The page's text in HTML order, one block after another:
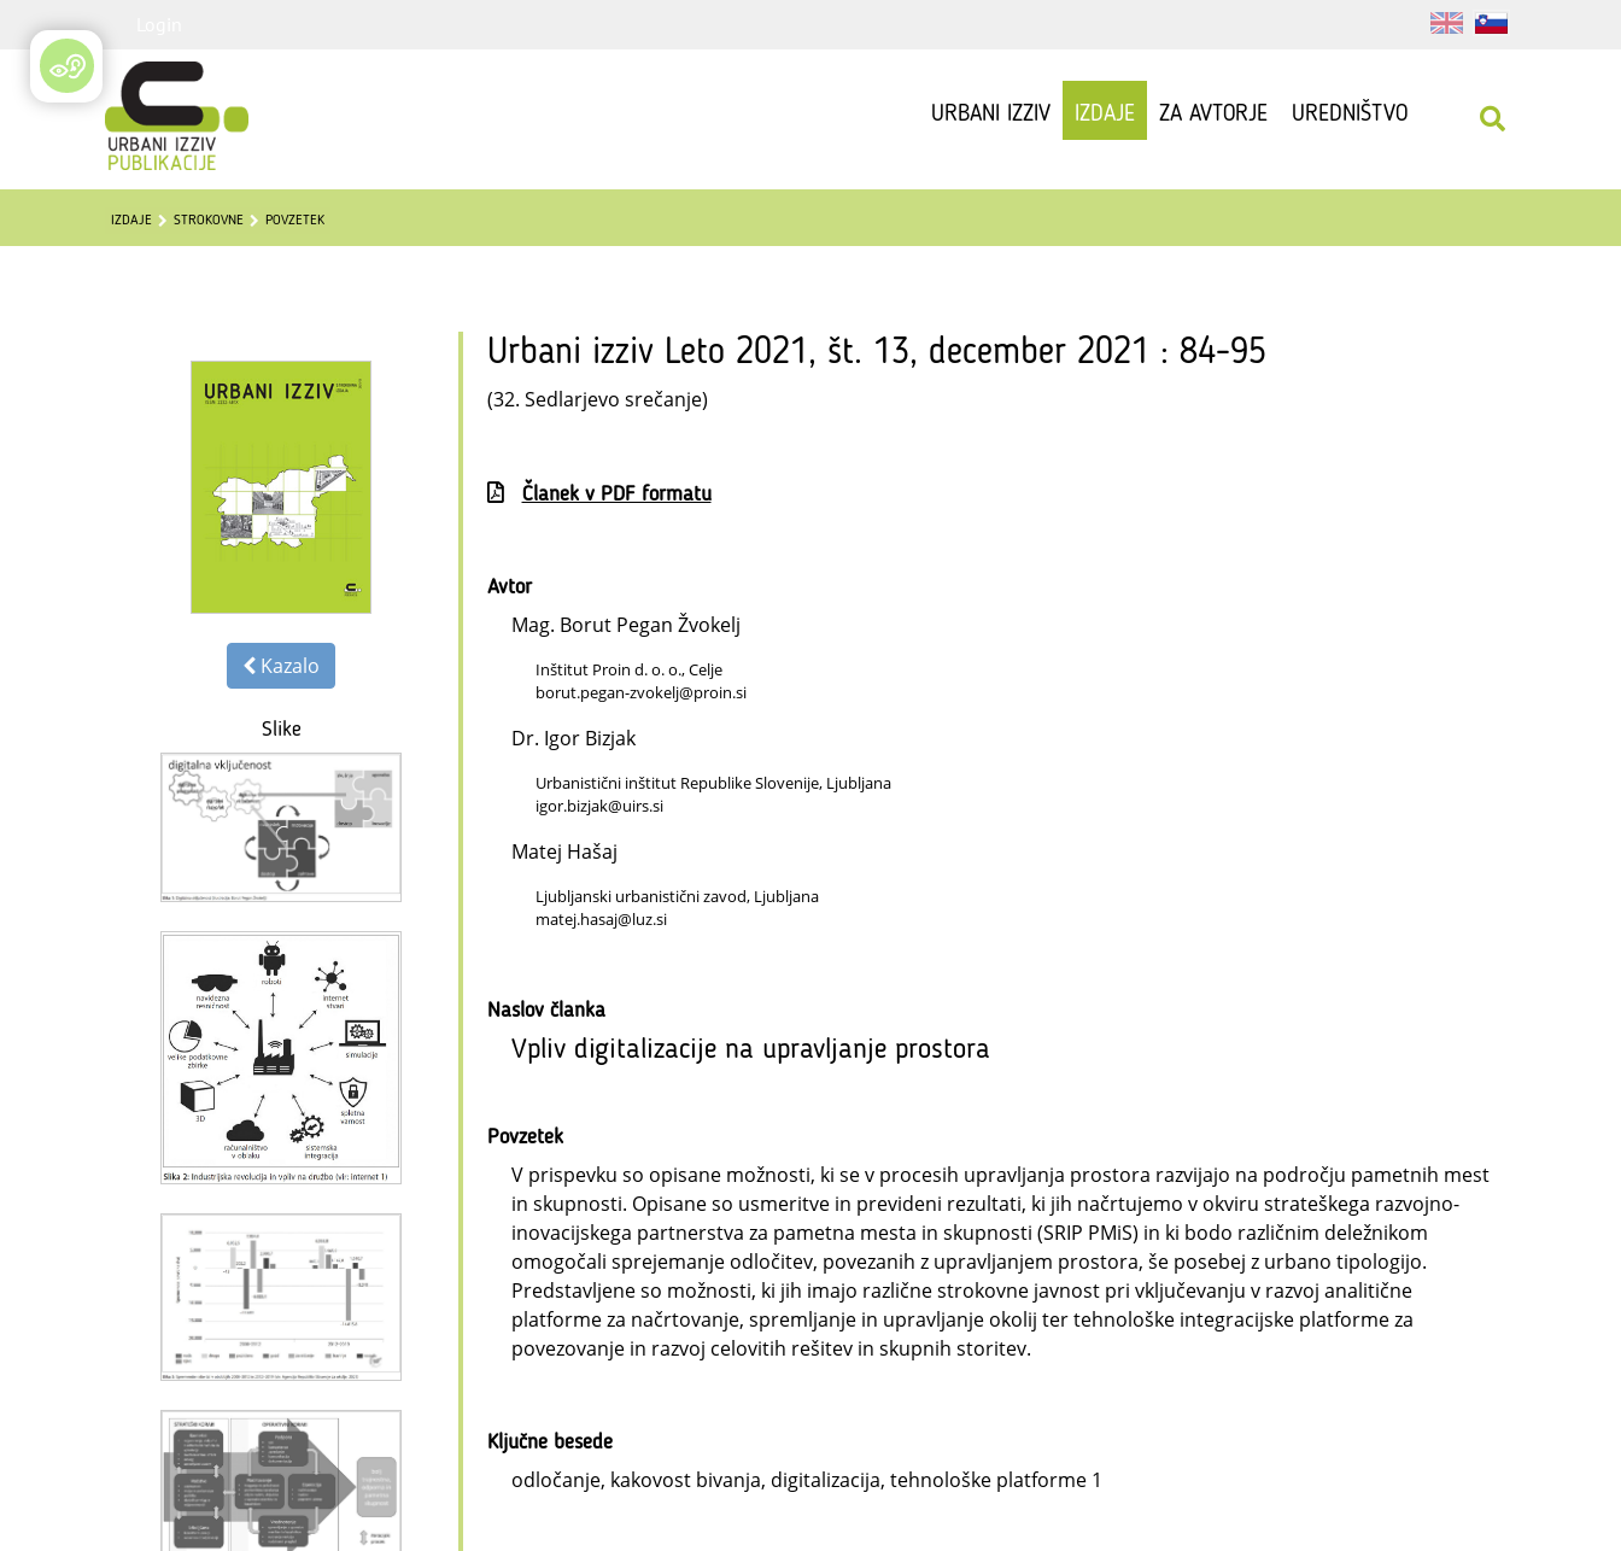
URBANI IZZIV IZDAJE ZA AVTORJE UREDNIŠTVO
IZDAJE STROKOVNE POVZETEK
Kazalo
Slike
Urbani izziv Leto 2021, št. 13, december 2021 : 84-95
(32. Sedlarjevo srečanje)
Članek v PDF formatu
Avtor
Mag. Borut Pegan Žvokelj
Inštitut Proin d. o. o., Celje
borut.pegan-zvokelj@proin.si
Dr. Igor Bizjak
Urbanistični inštitut Republike Slovenije, Ljubljana
igor.bizjak@uirs.si
Matej Hašaj
Ljubljanski urbanistični zavod, Ljubljana
matej.hasaj@luz.si
Naslov članka
Vpliv digitalizacije na upravljanje prostora
Povzetek
V prispevku so opisane možnosti, ki se v procesih upravljanja prostora razvijajo na področju pametnih mest
in skupnosti. Opisane so usmeritve in prevideni rezultati, ki jih načrtujemo v okviru strateškega razvojno-
inovacijskega partnerstva za pametna mesta in skupnosti (SRIP PMiS) in ki bodo različnim deležnikom
omogočali sprejemanje odločitev, povezanih z upravljanjem prostora, še posebej z urbano tipologijo.
Predstavljene so možnosti, ki jih imajo različne strokovne javnost pri vključevanju v razvoj analitične
platforme za načrtovanje, spremljanje in upravljanje okolij ter tehnološke integracijske platforme za
povezovanje in razvoj celovitih rešitev in skupnih storitev.
Ključne besede
odločanje, kakovost bivanja, digitalizacija, tehnološke platforme 1